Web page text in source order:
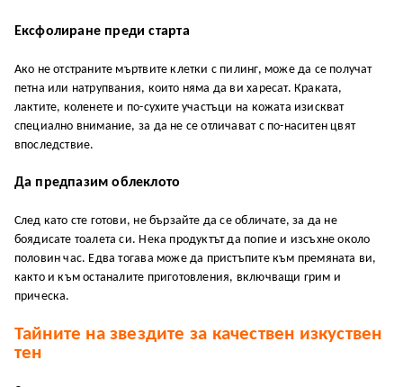
Ексфолиране преди старта
Ако не отстраните мъртвите клетки с пилинг, може да се получат
петна или натрупвания, които няма да ви харесат. Краката,
лактите, коленете и по-сухите участъци на кожата изискват
специално внимание, за да не се отличават с по-наситен цвят
впоследствие.
Да предпазим облеклото
След като сте готови, не бързайте да се обличате, за да не
боядисате тоалета си. Нека продуктът да попие и изсъхне около
половин час. Едва тогава може да пристъпите към премяната ви,
както и към останалите приготовления, включващи грим и
прическа.
Тайните на звездите за качествен изкуствен
тен